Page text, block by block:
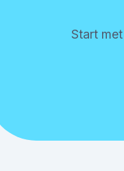
Start